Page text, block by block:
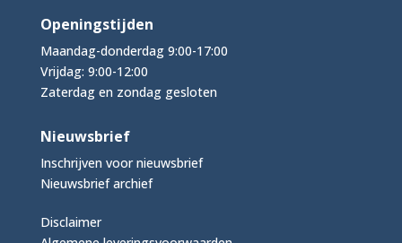
Openingstijden
Maandag-donderdag 9:00-17:00
Vrijdag: 9:00-12:00
Zaterdag en zondag gesloten
Nieuwsbrief
Inschrijven voor nieuwsbrief
Nieuwsbrief archief
Disclaimer